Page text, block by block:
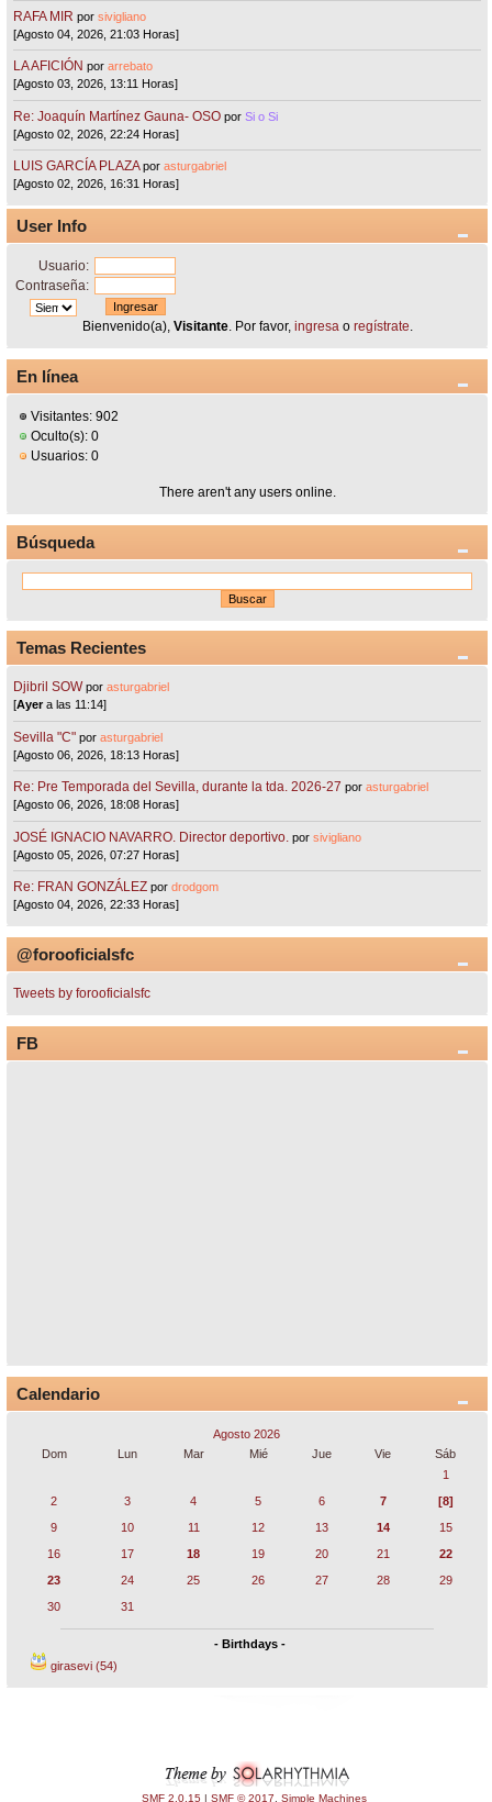
RAFA MIR porsivigliano
[Agosto 04, 2026, 21:03 Horas]
LA AFICIÓN porarrebato
[Agosto 03, 2026, 13:11 Horas]
Re: Joaquín Martínez Gauna- OSO porSi o Si
[Agosto 02, 2026, 22:24 Horas]
LUIS GARCÍA PLAZA porasturgabriel
[Agosto 02, 2026, 16:31 Horas]
User Info
Usuario:
Contraseña:
Bienvenido(a), Visitante. Por favor, ingresao regístrate.
En línea
Visitantes: 902
Oculto(s): 0
Usuarios: 0
There aren't any users online.
Búsqueda
Temas Recientes
Djibril SOW porasturgabriel
[Ayera las 11:14]
Sevilla "C"porasturgabriel
[Agosto 06, 2026, 18:13 Horas]
Re: Pre Temporada del Sevilla, durante la tda. 2026-27 porasturgabriel
[Agosto 06, 2026, 18:08 Horas]
JOSÉ IGNACIO NAVARRO. Director deportivo. porsivigliano
[Agosto 05, 2026, 07:27 Horas]
Re: FRAN GONZÁLEZ pordrodgom
[Agosto 04, 2026, 22:33 Horas]
@forooficialsfc
Tweets by forooficialsfc
FB
Calendario
Agosto 2026
Dom
Lun Mar Mié Jue Vie
Sáb
1
2
3 4 5 6 7
[8]
9
10 11 12 13 14
15
16
17 18 19 20 21
22
23
24 25 26 27 28
29
30
31
- Birthdays -
girasevi (54)
SMF 2.0.15 | SMF © 2017 Simple Machines